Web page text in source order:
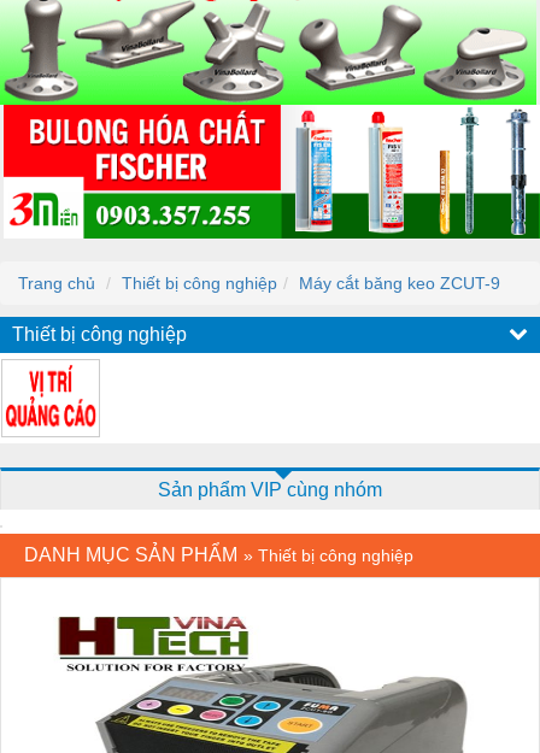
Trang chủ Thiết bị công nghiệp Máy cắt băng keo ZCUT-9
Thiết bị công nghiệp
Sản phẩm VIP cùng nhóm
DANH MỤC SẢN PHẨM » Thiết bị công nghiệp